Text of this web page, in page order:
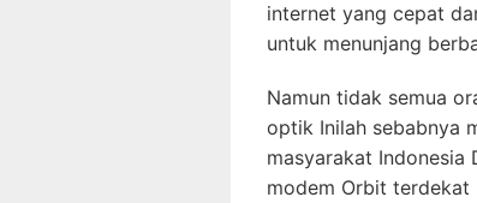
internet yang cepat
untuk menunjang
Namun tidak semua
optik Inilah sebabnya
masyarakat Indonesia
modem Orbit terdekat